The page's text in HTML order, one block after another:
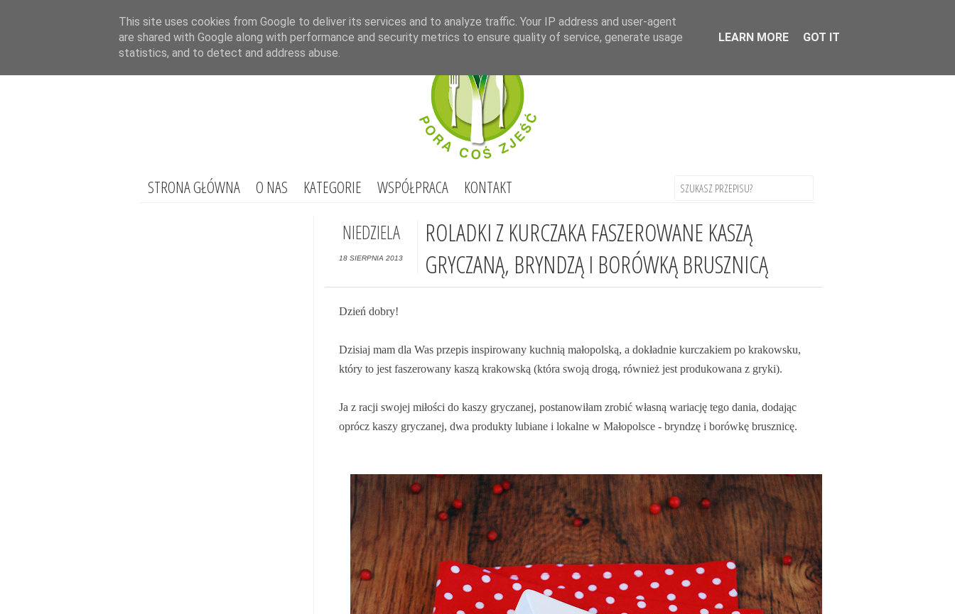
STRONA GŁÓWNA O NAS KATEGORIE WSPÓŁPRACA KONTAKT
NIEDZIELA
18 SIERPNIA 2013
ROLADKI Z KURCZAKA FASZEROWANE KASZĄ
GRYCZANĄ, BRYNDZĄ I BORÓWKĄ BRUSZNICĄ
Dzień dobry!
Dzisiaj mam dla Was przepis inspirowany kuchnią małopolską, a dokładnie kurczakiem po krakowsku,
który to jest faszerowany kaszą krakowską (która swoją drogą, również jest produkowana z gryki).
Ja z racji swojej miłości do kaszy gryczanej, postanowiłam zrobić własną wariację tego dania, dodając
oprócz kaszy gryczanej, dwa produkty lubiane i lokalne w Małopolsce - bryndzę i borówkę brusznicę.
This site uses cookies from Google to deliver its services and to analyze traffic. Your IP address and user-agent
are shared with Google along with performance and security metrics to ensure quality of service, generate usage
statistics, and to detect and address abuse.
LEARN MORE GOT IT